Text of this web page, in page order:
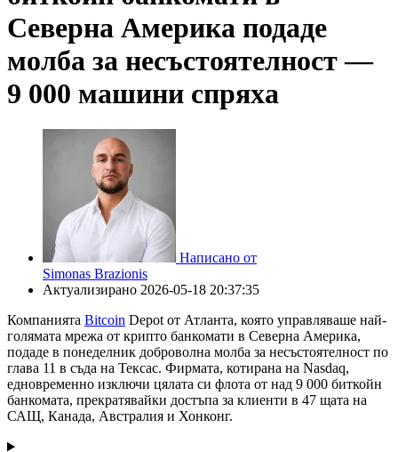
Северна Америка подаде
молба за несъстоятелност —
9 000 машини спряха
Написано от
Simonas Brazionis
Актуализирано 2026-05-18 20:37:35
Компанията Bitcoin Depot от Атланта, която управляваше най-
голямата мрежа от крипто банкомати в Северна Америка,
подаде в понеделник доброволна молба за несъстоятелност по
глава 11 в съда на Тексас. Фирмата, котирана на Nasdaq,
едновременно изключи цялата си флота от над 9 000 биткойн
банкомата, прекратявайки достъпа за клиенти в 47 щата на
САЩ, Канада, Австралия и Хонконг.